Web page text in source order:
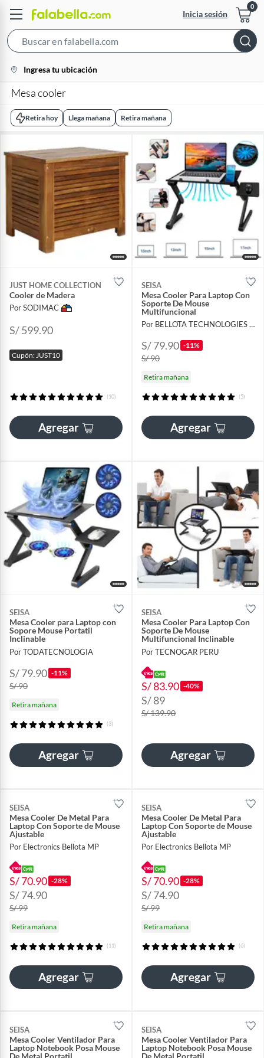
Inicia sesión
Bar
location-
icon
Ingresa tu ubicación
Mesa cooler
Retira hoy Llega mañana Retira mañana
JUST HOME COLLECTION
Cooler de Madera
Por SODIMAC
S/ 599.90
Cupón: JUST10
(10)
Agregar
SEISA
Mesa Cooler Para Laptop Con
Soporte De Mouse
Multifuncional
Por BELLOTA TECHNOLOGIES S.A.C
S/ 79.90 -11%
S/ 90
Retira mañana
(5)
Agregar
SEISA
Mesa Cooler para Laptop con
Sopore Mouse Portatil
Inclinable
Por TODATECNOLOGIA
S/ 79.90 -11%
S/ 90
Retira mañana
(3)
Agregar
SEISA
Mesa Cooler Para Laptop Con
Soporte De Mouse
Multifuncional Inclinable
Por TECNOGAR PERU
S/ 83.90 -40%
S/ 89
S/ 139.90
Agregar
SEISA
Mesa Cooler De Metal Para
Laptop Con Soporte de Mouse
Ajustable
Por Electronics Bellota MP
S/ 70.90 -28%
S/ 74.90
S/ 99
Retira mañana
(11)
Agregar
SEISA
Mesa Cooler De Metal Para
Laptop Con Soporte de Mouse
Ajustable
Por Electronics Bellota MP
S/ 70.90 -28%
S/ 74.90
S/ 99
Retira mañana
(6)
Agregar
SEISA
Mesa Cooler Ventilador Para
Laptop Notebook Posa Mouse
De Metal Portatil
SEISA
Mesa Cooler Ventilador Para
Laptop Notebook Posa Mouse
De Metal Portatil